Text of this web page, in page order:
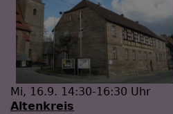
Mi, 16.9. 14:30-16:30 Uhr
Altenkreis